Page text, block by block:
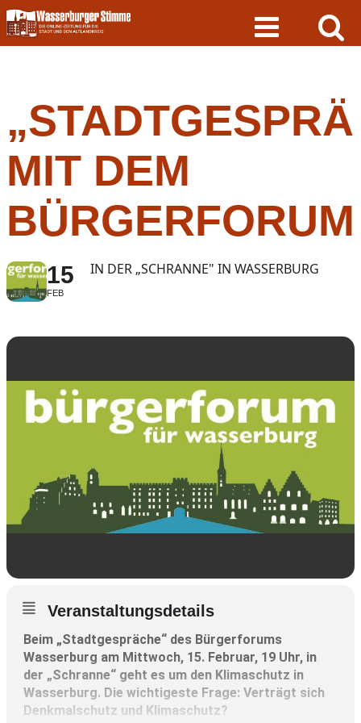
Skip
to
content
MIT DEM
BÜRGERFORUM
15
FEB
IN DER „SCHRANNE" IN WASSERBURG
Veranstaltungsdetails
Beim „Stadtgespräche“ des Bürgerforums
Wasserburg am Mittwoch, 15. Februar, 19 Uhr, in
der „Schranne“ geht es um den Klimaschutz in
Wasserburg. Die wichtigeste Frage: Verträgt sich
Denkmalschutz und Klimaschutz?